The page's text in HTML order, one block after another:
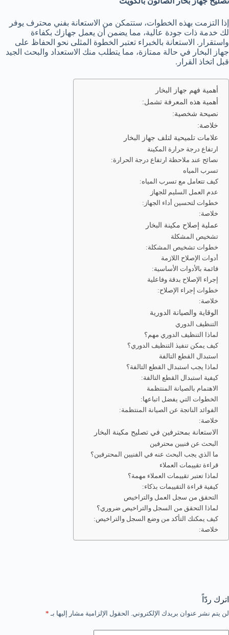
إذا التزمت بهذه الخطوات، ستتمكن من الاستعانة بفني محترف يوفر
لك خدمة ذات جودة عالية، مما يضمن أن يعمل جهازك بكفاءة
واستقرار. الاستعانة بالخبراء تعتبر الخطوة المثلى نحو الحفاظ على
جهاز البخار في حالة ممتازة، مما يتطلب منك الاستعداد والبحث الجيد
قبل اتخاذ القرار.
أهمية فهم جهاز البخار
أهمية هذه المعرفة تشمل:
نصيحة شخصية:
خلاصة:
علامات تلميحية لتلف جهاز البخار
ارتفاع درجة حرارة المكينة
نصائح عند ملاحظة ارتفاع درجة الحرارة:
تسرب المياه
كيف تتعامل مع تسرب المياه:
عدم العمل السليم للجهاز
خطوات لتحسين أداء الجهاز:
خلاصة:
عملية إصلاح مكينة البخار
تشخيص المشكلة
خطوات تشخيص المشكلة:
أدوات الإصلاح اللازمة
قائمة بالأدوات الأساسية:
إجراء الإصلاح بدقة وفاعلية
خطوات إجراء الإصلاح:
خلاصة:
الوقاية والصيانة الدورية
التنظيف الدوري
لماذا التنظيف الدوري مهم؟
كيف يمكن تنفيذ التنظيف الدوري؟
استبدال القطع التالفة
لماذا يجب استبدال القطع التالفة؟
كيفية استبدال القطع التالفة:
الاهتمام بالصيانة المنتظمة
الخطوات التي يفضل اتباعها:
الفوائد الناتجة عن الصيانة المنتظمة:
خلاصة:
الاستعانة بمحترفين في تصليح مكينة البخار
البحث عن فنيين محترفين
ما الذي يجب البحث عنه في الفنيين المحترفين؟
قراءة تقييمات العملاء
لماذا تعتبر تقييمات العملاء مهمة؟
كيفية قراءة التقييمات بذكاء:
التحقق من سجل العمل والتراخيص
لماذا التحقق من السجل والتراخيص ضروري؟
كيف يمكنك التأكد من وضع السجل والتراخيص:
خلاصة:
اترك ردّاً
لن يتم نشر عنوان بريدك الإلكتروني. الحقول الإلزامية مشار إليها بـ *